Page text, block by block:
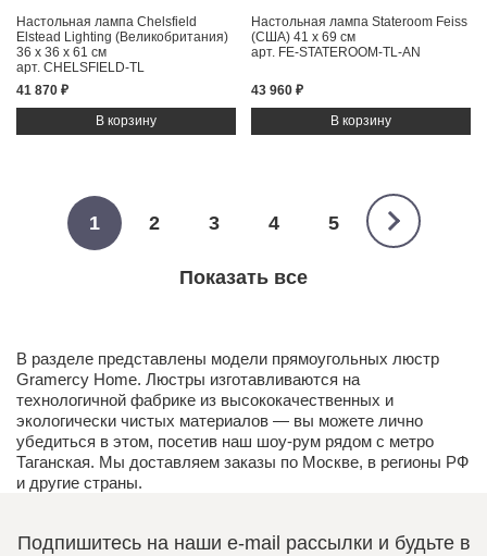
Настольная лампа Chelsfield
Elstead Lighting (Великобритания)
36 x 36 x 61 см
арт. CHELSFIELD-TL
41 870 ₽
Настольная лампа Stateroom Feiss
(США) 41 x 69 см
арт. FE-STATEROOM-TL-AN
43 960 ₽
1 2 3 4 5
Показать все
В разделе представлены модели прямоугольных люстр
Gramercy Home. Люстры изготавливаются на
технологичной фабрике из высококачественных и
экологически чистых материалов — вы можете лично
убедиться в этом, посетив наш шоу-рум рядом с метро
Таганская. Мы доставляем заказы по Москве, в регионы РФ
и другие страны.
Подпишитесь на наши e-mail рассылки и будьте в